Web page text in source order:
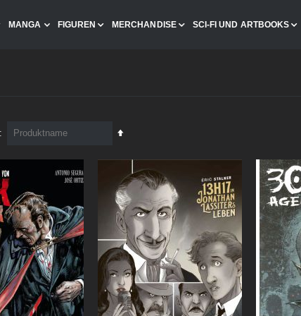
MANGA FIGUREN MERCHANDISE SCI-FI UND ARTBOOKS
In
Reihenfolge